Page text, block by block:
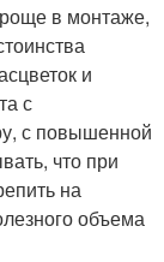
в монтаже,
и
с
с повышенной
что при
на
объема